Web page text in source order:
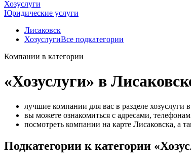
Хозуслуги
Юридические услуги
Лисаковск
ХозуслугиВсе подкатегории
Компании в категории
«Хозуслуги» в
лучшие компании для вас в разделе хозуслуги
вы можете ознакомиться с адресами,
посмотреть компании на карте Лисаковска, а
Подкатегории к категории